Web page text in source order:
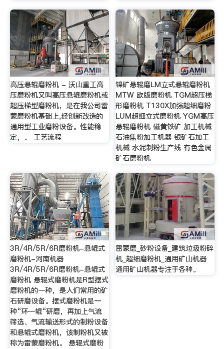
高压悬辊磨粉机 - 沃山重工高
压磨粉机又叫高压悬辊磨粉机或
超压梯型磨粉机，是在我公司雷
蒙磨粉机基础上,经创新改造的
通用型工业磨粉设备。性能稳
定，。 工艺流程
镍矿悬辊磨LM立式悬辊磨粉机
MTW 欧版磨粉机 TGM超压梯
形磨粉机 T130X加强超细磨粉
LUM超细立式磨粉机 YGM高压
悬辊磨粉机 磁黄铁矿 加工机械
石油焦粉加工机器 银矿石加工
机械 水泥制粉生产线 有色金属
矿石磨粉机
3R/4R/5R/6R磨粉机-悬辊式
磨粉机-河南机器
3R/4R/5R/6R磨粉机-悬辊式
磨粉机 悬辊式磨粉机是R型摆式
磨粉机的一种，是人们常用的矿
石研磨设备。摆式磨粉机是一
种“环—辊“研磨，再加上气流
筛选、气流输送形式的制粉设备
和悬辊式磨粉机，该制粉机又被
称为雷蒙磨粉机。 悬辊式磨粉
雷蒙磨_砂粉设备_建筑垃圾粉碎
机_超细磨粉机_通用矿山机器
通用矿山机器专注于各种。